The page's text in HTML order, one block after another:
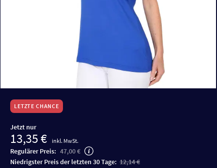
LETZTE CHANCE
Jetzt nur
13,35 € inkl. MwSt.
Regulärer Preis: 47,00 €
niedrigster Preis der letzten 30 Tage: 12,14 €